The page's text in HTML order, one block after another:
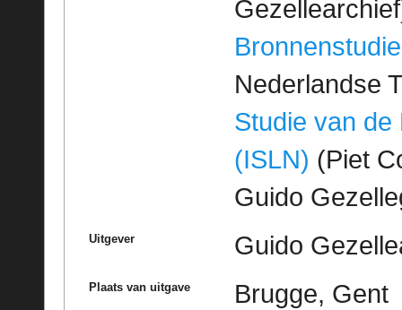
Bronnenstudie
Nederlandse
Studie van de
(ISLN) (Piet
Guido
Uitgever Guido
Plaats van uitgave Brugge, Gent